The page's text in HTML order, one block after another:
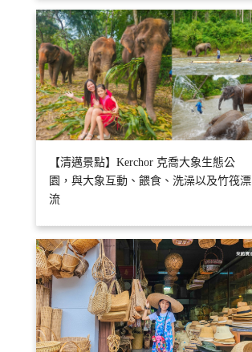
【清邁景點】Kerchor 克喬大象生態公
園，與大象互動、餵食、洗澡以及竹筏漂
流